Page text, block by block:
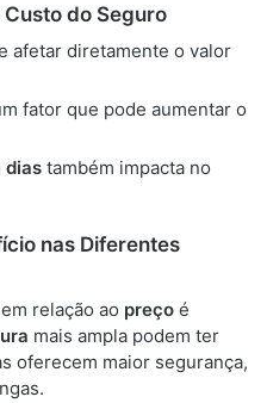
do Seguro
afetar diretamente o valor
fator que pode aumentar o
dias também impacta no
nas Diferentes
relação ao preço é
mais ampla podem ter
oferecem maior segurança,